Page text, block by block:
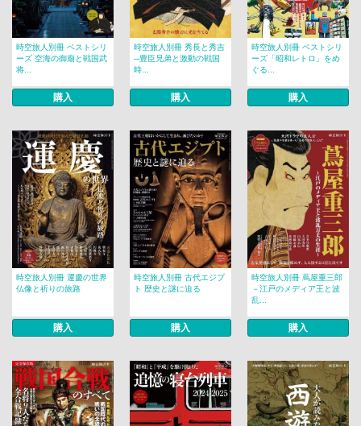
時空旅人別冊 ベストシリ
ーズ 空海の御廟と戦国武
将...
購入
時空旅人別冊 秀長と秀吉
─豊臣兄弟と激動の戦国
時...
購入
時空旅人別冊 ベストシリ
ーズ「昭和レトロ」をめ
ぐる...
購入
時空旅人別冊 運慶の世界
仏像と祈りの旅路
購入
時空旅人別冊 古代エジプ
ト 歴史と謎に迫る
購入
時空旅人別冊 蔦屋重三郎
－江戸のメディア王と波
乱...
購入